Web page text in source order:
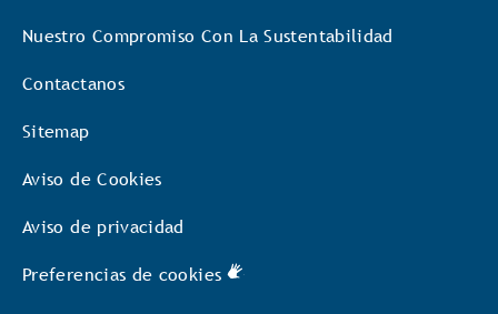
Nuestro Compromiso Con La Sustentabilidad
Contactanos
Sitemap
Aviso de Cookies
Aviso de privacidad
Preferencias de cookies